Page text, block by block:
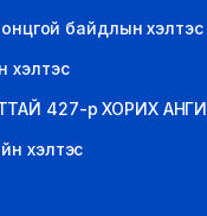
онцгой байдлын хэлтэс
хэлтэс
427-р ХОРИХ АНГИ
хэлтэс